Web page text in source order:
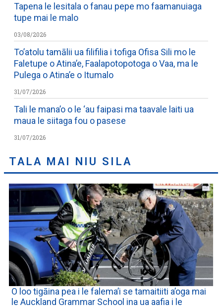
Tapena le lesitala o fanau pepe mo faamanuiaga
tupe mai le malo
03/08/2026
To’atolu tamālii ua filifilia i tofiga Ofisa Sili mo le
Faletupe o Atina’e, Faalapotopotoga o Vaa, ma le
Pulega o Atina’e o Itumalo
31/07/2026
Tali le mana’o o le ‘au faipasi ma taavale laiti ua
maua le siitaga fou o pasese
31/07/2026
TALA MAI NIU SILA
O loo tigāina pea i le falema’i se tamaitiiti a’oga mai
le Auckland Grammar School ina ua aafia i le